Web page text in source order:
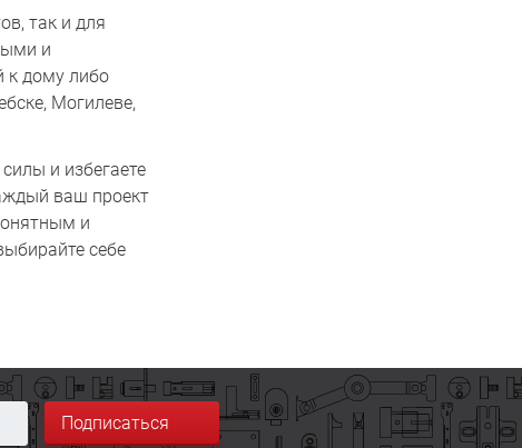
так и для
и
к дому либо
Могилеве,
и избегаете
ваш проект
и
себе
Подписаться